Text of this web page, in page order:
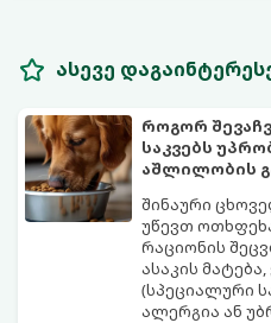
ასევე
როგორ
საკვებს
აშლილობის
შინაური
უწევთ
რაციონის
ასაკის
(სპეციალური
ალერგია ან